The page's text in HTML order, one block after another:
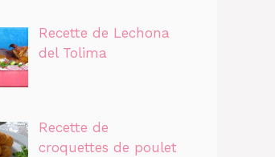
Recette de Lechona
del Tolima
Recette de
croquettes de poulet